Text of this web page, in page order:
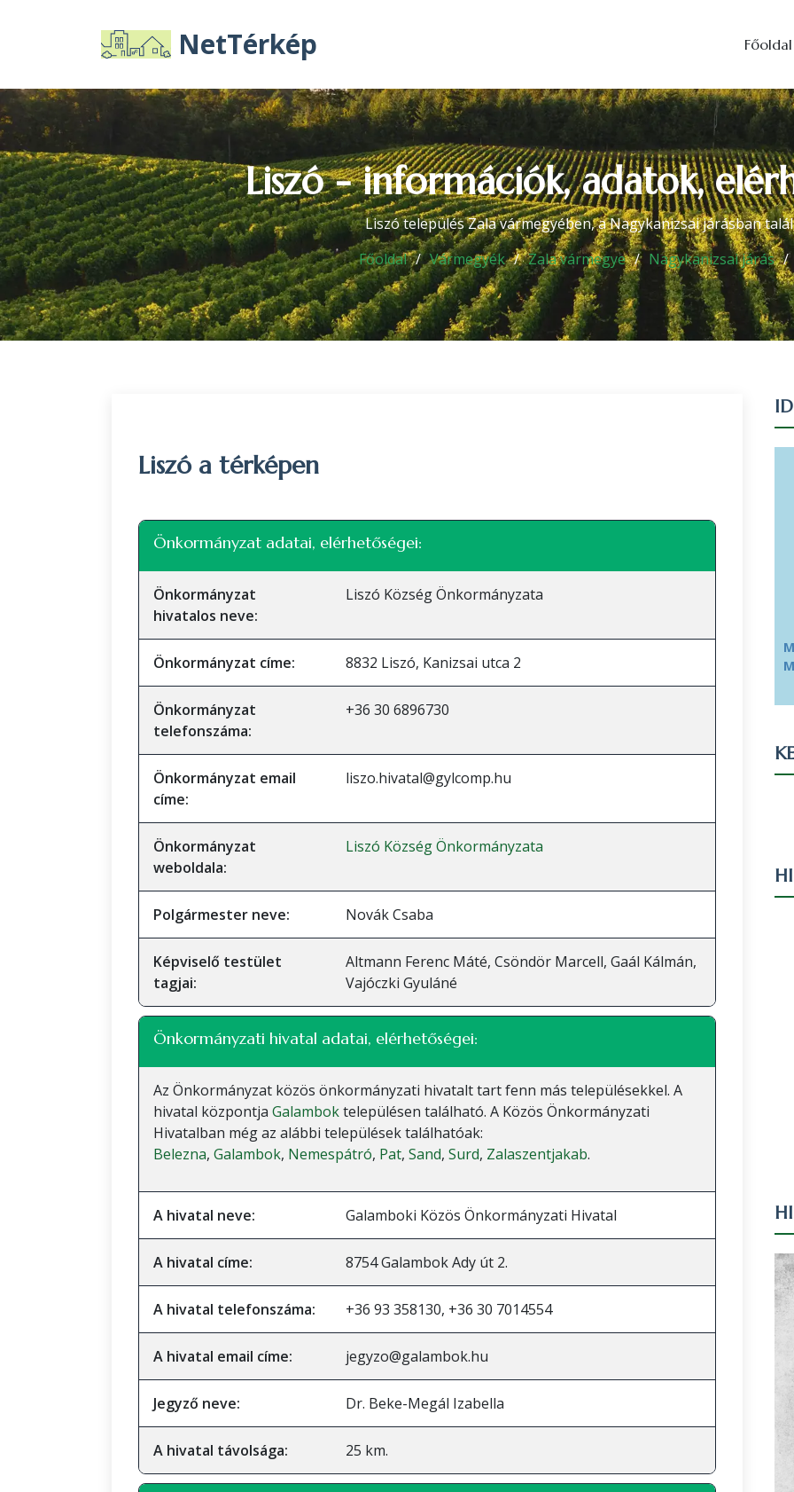
NetTérkép Főoldal
Liszó - információk, adatok,
Liszó település Zala vármegyében, a Nagykanizsai járásban
Főoldal
Vármegyék Zala vármegye Nagykanizsai járás
Liszó a térképen
+
Önkormányzat adatai, elérhetőségei:
Önkormányzat
hivatalos neve:
Liszó Község Önkormányzata
Önkormányzat címe: 8832 Liszó, Kanizsai utca 2
Önkormányzat
telefonszáma:
+36 30 6896730
Önkormányzat email
címe:
liszo.hivatal@gylcomp.hu
Önkormányzat
weboldala:
Liszó Község Önkormányzata
Polgármester neve: Novák Csaba
Képviselő testület
tagjai:
Altmann Ferenc Máté, Csöndör Marcell, Gaál Kálmán,
Vajóczki Gyuláné
Önkormányzati hivatal adatai, elérhetőségei:
Az Önkormányzat közös önkormányzati hivatalt tart fenn más településekkel. A
hivatal központja Galamboktelepülésen található. A Közös Önkormányzati
Hivatalban még az alábbi települések találhatóak:
Belezna, Galambok, Nemespátró, Pat, Sand, Surd, Zalaszentjakab.
A hivatal neve: Galamboki Közös Önkormányzati Hivatal
A hivatal címe: 8754 Galambok Ady út 2.
A hivatal telefonszáma: +36 93 358130, +36 30 7014554
A hivatal email címe: jegyzo@galambok.hu
Jegyző neve: Dr. Beke-Megál Izabella
A hivatal távolsága: 25 km.